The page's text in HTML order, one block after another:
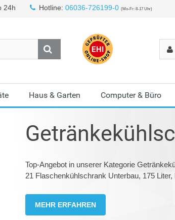
24h Hotline: 06036-726199-0 (Mo-Fr: 8-17 Uhr)
Haus & Garten Computer & Büro
Top-Angebot in unserer Kategorie
21 Flaschenkühlschrank Unterbau, 175 Liter,
MEHR ERFAHREN